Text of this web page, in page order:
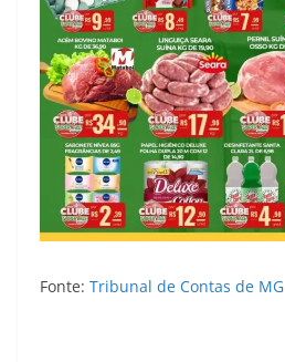
Fonte: Tribunal de Contas de MG